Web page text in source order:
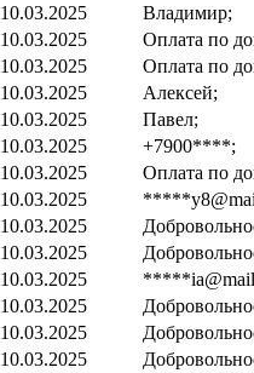
10.03.2025
Владимир;
10.03.2025
Оплата по
10.03.2025
Оплата по
10.03.2025
Алексей;
10.03.2025
Павел;
10.03.2025
+7900****;
10.03.2025
Оплата по
10.03.2025
10.03.2025
10.03.2025
10.03.2025
10.03.2025
10.03.2025
10.03.2025